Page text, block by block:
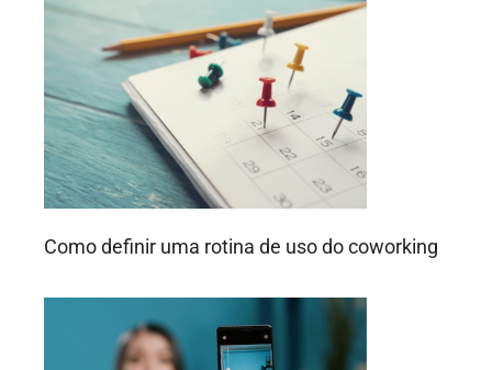
Como definir uma rotina de uso do coworking